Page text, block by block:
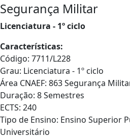
Segurança Militar
Licenciatura - 1º ciclo
Características:
Código: 7711/L228
Grau: Licenciatura - 1º ciclo
Área CNAEF: 863 Segurança
Duração: 8 Semestres
ECTS: 240
Tipo de Ensino: Ensino Superior
Universitário